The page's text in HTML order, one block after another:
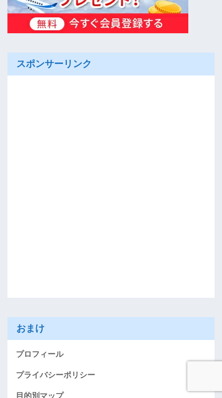
スポンサーリンク
おまけ
プロフィール
プライバシーポリシー
目的別マップ